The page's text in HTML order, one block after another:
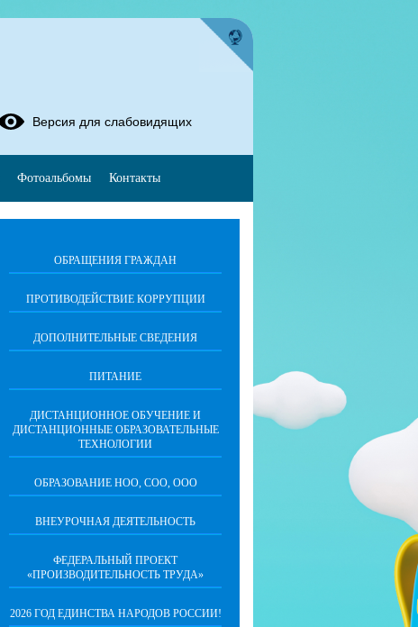
ОБРАЩЕНИЯ ГРАЖДАН
ПРОТИВОДЕЙСТВИЕ КОРРУПЦИИ
ДОПОЛНИТЕЛЬНЫЕ СВЕДЕНИЯ
ПИТАНИЕ
ДИСТАНЦИОННОЕ ОБУЧЕНИЕ И
ДИСТАНЦИОННЫЕ ОБРАЗОВАТЕЛЬНЫЕ
ТЕХНОЛОГИИ
ОБРАЗОВАНИЕ НОО, СОО, ООО
ВНЕУРОЧНАЯ ДЕЯТЕЛЬНОСТЬ
ФЕДЕРАЛЬНЫЙ ПРОЕКТ
«ПРОИЗВОДИТЕЛЬНОСТЬ ТРУДА»
2026 ГОД ЕДИНСТВА НАРОДОВ РОССИИ!
Версия для слабовидящих
Фотоальбомы Контакты